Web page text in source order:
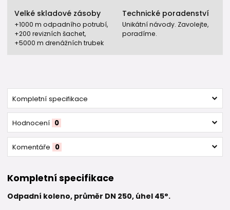
Velké skladové zásoby
+1000 m odpadního potrubí,
+200 revizních šachet,
+5000 m drenážních trubek
Technické poradenství
Unikátní návody. Zavolejte,
poradíme.
Kompletní specifikace
Hodnocení 0
Komentáře 0
Kompletní specifikace
Odpadní koleno, průměr DN 250, úhel 45°.